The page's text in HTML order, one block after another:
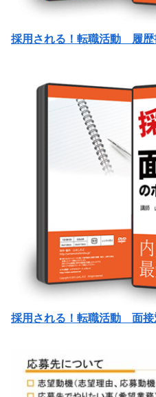
採用される！転職活動 履歴
採用される！転職活動 面接